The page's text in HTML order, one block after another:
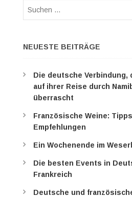
NEUESTE BEITRÄGE
Die deutsche Verbindung,
auf ihrer Reise durch
überrascht
Französische Weine:
Empfehlungen
Ein Wochenende im
Die besten Events in
Frankreich
Deutsche und